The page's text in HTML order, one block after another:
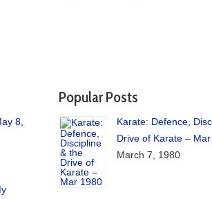
8,
Popular Posts
Karate: Defence,
Drive of Karate –
March 7, 1980